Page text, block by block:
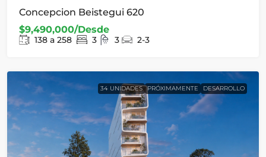
Concepcion Beistegui 620
$9,490,000/Desde
138 a 258 3 3 2-3
34 UNIDADES PRÓXIMAMENTE DESARROLLO